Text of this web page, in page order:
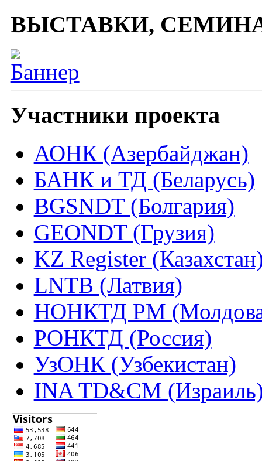
ВЫСТАВКИ,
Участники проекта
АОНК (Азербайджан)
БАНК и ТД (Беларусь)
BGSNDT (Болгария)
GEONDT (Грузия)
KZ Register
LNTB (Латвия)
НОНКТД РМ
РОНКТД (Россия)
УзОНК (Узбекистан)
INA TD&CM